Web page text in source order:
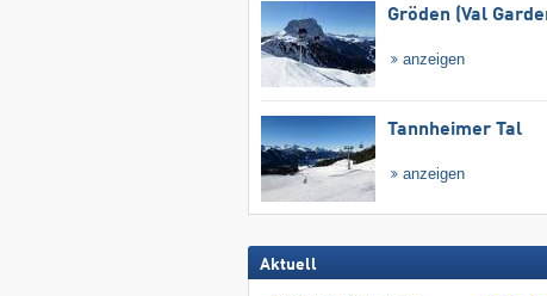
Gröden (Val
anzeigen
Tannheimer Tal
anzeigen
Aktuell